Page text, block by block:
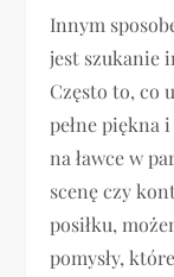
Innym
jest szukanie
Często to, co
pełne piękna
na ławce w
scenę czy
posiłku,
pomysły,